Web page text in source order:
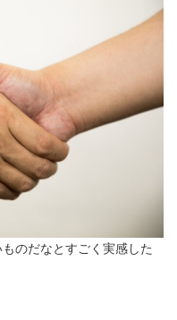
のだなとすごく実感した